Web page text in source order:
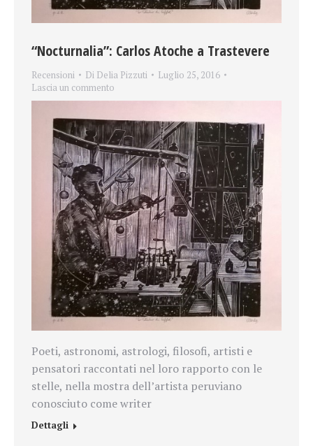
“Nocturnalia”: Carlos Atoche a Trastevere
Recensioni Di Delia Pizzuti
Luglio 25, 2016
Lascia un commento
Poeti, astronomi, astrologi, filosofi, artisti e
pensatori raccontati nel loro rapporto con le
stelle, nella mostra dell’artista peruviano
conosciuto come writer
Dettagli